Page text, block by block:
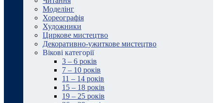
Моделінг
Хореографія
Художники
Циркове мистецтво
Декоративно-ужиткове мистецтво
Вікові категорії
3 – 6 років
7 – 10 років
11 – 14 років
15 – 18 років
19 – 25 років